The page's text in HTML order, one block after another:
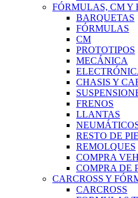
FÓRMULAS, CM Y
BARQUETAS
FÓRMULAS
CM
PROTOTIPOS
MECÁNICA
CHASIS Y
FRENOS
LLANTAS
RESTO DE
REMOLQUES
COMPRA
COMPRA DE
CARCROSS Y
CARCROSS